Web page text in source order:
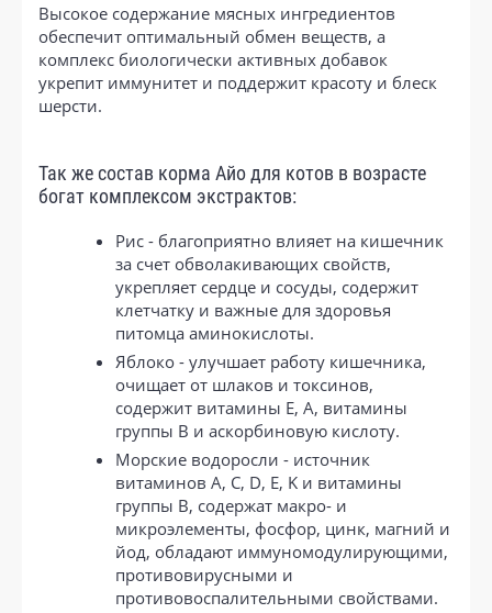
Высокое содержание мясных ингредиентов
обеспечит оптимальный обмен веществ, а
комплекс биологически активных добавок
укрепит иммунитет и поддержит красоту и блеск
шерсти.
Так же состав корма Айо для котов в возрасте
богат комплексом экстрактов:
Рис - благоприятно влияет на кишечник
за счет обволакивающих свойств,
укрепляет сердце и сосуды, содержит
клетчатку и важные для здоровья
питомца аминокислоты.
Яблоко - улучшает работу кишечника,
очищает от шлаков и токсинов,
содержит витамины E, A, витамины
группы B и аскорбиновую кислоту.
Морские водоросли - источник
витаминов А, С, D, E, K и витамины
группы B, содержат макро- и
микроэлементы, фосфор, цинк, магний и
йод, обладают иммуномодулирующими,
противовирусными и
противовоспалительными свойствами.